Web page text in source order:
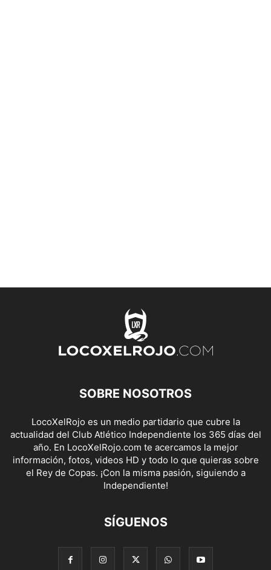
SOBRE NOSOTROS
LocoXelRojo es un medio partidario que cubre la
actualidad del Club Atlético Independiente los 365 días del
año. En LocoXelRojo.com te acercamos la mejor
información, fotos, videos HD y todo lo que quieras sobre
el Rey de Copas. ¡Con la misma pasión, siguiendo a
Independiente!
SÍGUENOS